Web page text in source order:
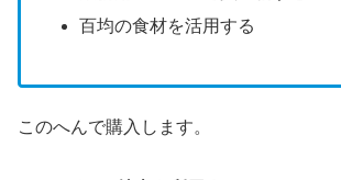
百均の食材を活用する
このへんで購入します。